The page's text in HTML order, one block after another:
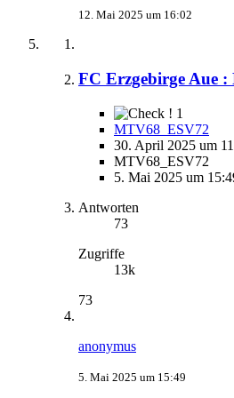
12. Mai 2025 um 16:02
FC Erzgebirge Aue
1
MTV68_ESV72
30. April 2025 um
MTV68_ESV72
5. Mai 2025 um
Antworten
73
Zugriffe
13k
73
anonymus
5. Mai 2025 um 15:49